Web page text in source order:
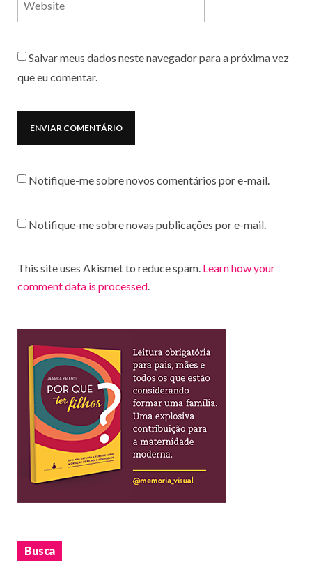
Salvar meus dados neste navegador para a próxima vez
que eu comentar.
Notifique-me sobre novos comentários por e-mail.
Notifique-me sobre novas publicações por e-mail.
This site uses Akismet to reduce spam. Learn how your
comment data is processed
Busca